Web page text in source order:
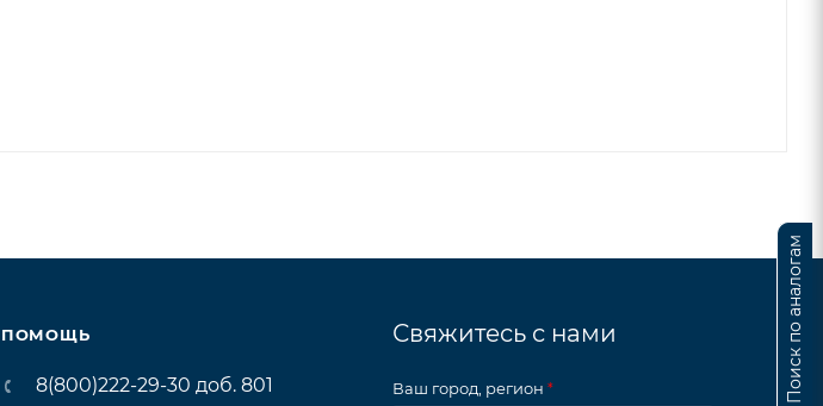
ПОМОЩЬ
8(800)222-29-30 доб. 801
Свяжитесь с нами
Ваш город, регион * Поиск по аналогам